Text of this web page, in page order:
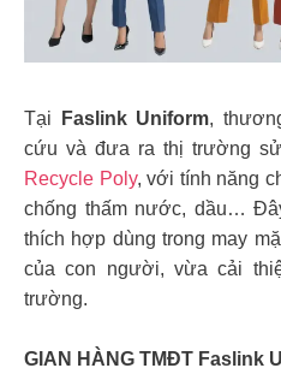
Tại Faslink Uniform,
cứu và đưa ra thị trường
Recycle Poly, với tính năng
chống thấm nước, dầu…
thích hợp dùng trong may
của con người, vừa cải
trường.
GIAN HÀNG TMĐT Faslink